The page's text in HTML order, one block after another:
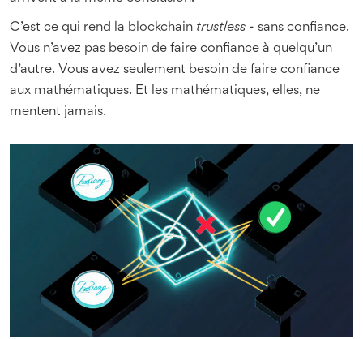
C’est ce qui rend la blockchain trustless - sans confiance.
Vous n’avez pas besoin de faire confiance à quelqu’un
d’autre. Vous avez seulement besoin de faire confiance
aux mathématiques. Et les mathématiques, elles, ne
mentent jamais.